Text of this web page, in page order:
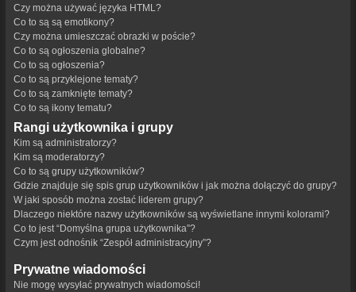
Czy można używać języka HTML?
Co to są są emotikony?
Czy można umieszczać obrazki w poście?
Co to są ogłoszenia globalne?
Co to są ogłoszenia?
Co to są przyklejone tematy?
Co to są zamknięte tematy?
Co to są ikony tematu?
Rangi użytkownika i grupy
Kim są administratorzy?
Kim są moderatorzy?
Co to są grupy użytkowników?
Gdzie znajduje się spis grup użytkowników i jak można dołączyć do grupy?
W jaki sposób można zostać liderem grupy?
Dlaczego niektóre nazwy użytkowników są wyświetlane innymi kolorami?
Co to jest “Domyślna grupa użytkownika”?
Czym jest odnośnik “Zespół administracyjny”?
Prywatne wiadomości
Nie mogę wysyłać prywatnych wiadomości!